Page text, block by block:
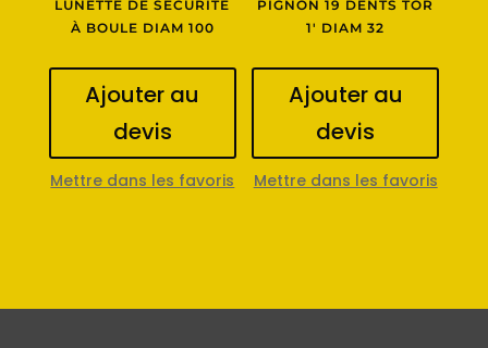
LUNETTE DE SECURITÉ
À BOULE DIAM 100
Ajouter au
devis
Mettre dans les favoris
PIGNON 19 DENTS TOR
1′ DIAM 32
Ajouter au
devis
Mettre dans les favoris